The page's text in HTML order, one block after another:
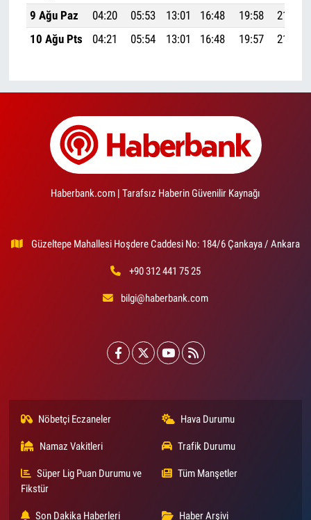
9 Ağu Paz
04:20 05:53 13:01 16:48 19:58
21:25
10 Ağu Pts
04:21 05:54 13:01 16:48 19:57 21:24
Haberbank.com | Tarafsız Haberin Güvenilir Kaynağı
Güzeltepe Mahallesi Hoşdere Caddesi No: 184/6 Çankaya / Ankara
+90 312 441 75 25
bilgi@haberbank.com
Nöbetçi Eczaneler Hava Durumu
Namaz Vakitleri Trafik Durumu
Süper Lig Puan Durumu ve
Fikstür
Tüm Manşetler
Son Dakika Haberleri Haber Arşivi